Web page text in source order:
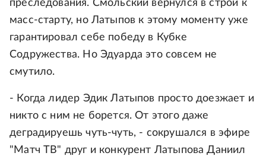
преследования. Смольский вернулся в строй к
масс-старту, но Латыпов к этому моменту уже
гарантировал себе победу в Кубке
Содружества. Но Эдуарда это совсем не
смутило.
- Когда лидер Эдик Латыпов просто доезжает и
никто с ним не борется. От этого даже
деградируешь чуть-чуть, - сокрушался в эфире
"Матч ТВ" друг и конкурент Латыпова Даниил